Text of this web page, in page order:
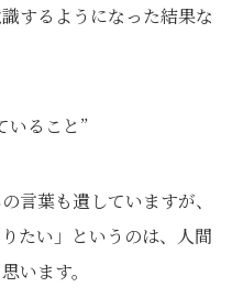
するようになった結果な
いること”
言葉も遺していますが、
たい」というのは、人間
います。